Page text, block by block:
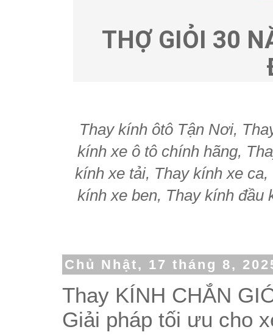
THỢ GIỎI 30
Thay kính ôtô Tận Nơi,
kính xe ô tô chính hãng,
kính xe tải, Thay kính xe
kính xe ben, Thay kính đầu
Chủ Nhật, 17 tháng 8,
Thay KÍNH CHẮN
Giải pháp tối ưu cho